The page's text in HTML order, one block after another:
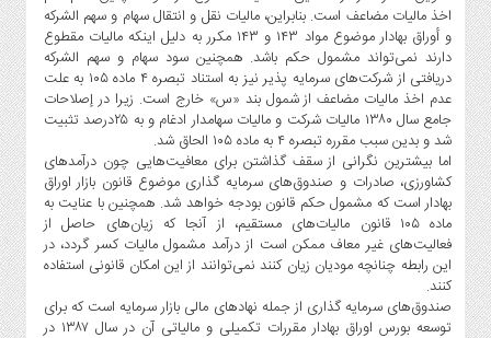
روز
گوناگون
اخذ مالیات مضاعف است. بنابراین، مالیات نقل و انتقال سهام و سهم الشرکه
و أوراق بهادار موضوع مواد ۱۴۳ و ۱۴۳ مکرر به دلیل اینکه مالیات مقطوع
دارند نمی‌تواند مشمول حکم باشد. همچنین سود سهام و سهم الشرکه
دریافتی از شرکت‌های سرمایه پذیر نیز به استناد تبصره ۴ ماده ۱۰۵ به علت
عدم اخذ مالیات مضاعف از شمول بند «س» خارج است. زیرا در إصلاحات
جامع سال ۱۳۸۰ مالیات شرکت و مالیات سهامدار ادغام و به ۲۵درصد تثبیت
شد و بدین سبب مقرره تبصره ۴ به ماده ۱۰۵ الحاق شد.
اما بیشترین نگرانی از سقف گذاشتن برای معافیت‌هایی چون درآمدهای
کشاورزی، صادرات و صندوق‌های سرمایه گذاری موضوع قانون بازار اوراق
بهادار است که مشمول حکم قانون بودجه خواهد شد. همچنین با عنایت به
ماده ۱۰۵ قانون مالیات‌های مستقیم، از آنجا که زیان‌های حاصل از
فعالیت‌های غیر معاف ممکن است از درآمد مشمول مالیات کسر گردد، در
این رابطه چنانچه مودیان زیان کنند نمی‌توانند از این امکان قانونی استفاده
کنند.
صندوق‌های سرمایه گذاری از جمله نهادهای مالی بازار سرمایه است که برای
توسعه بورس اوراق بهادار مقررات تکمیلی و مالیاتی آن در سال ۱۳۸۷ در